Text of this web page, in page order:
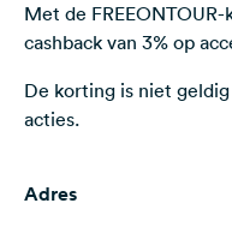
Vragen &
Taal:
Met de
cashback van 3% op
De korting is niet
acties.
Adres